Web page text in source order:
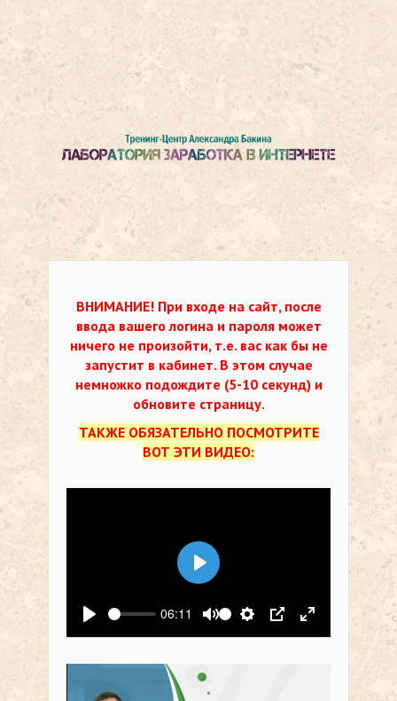
ВНИМАНИЕ! При входе на сайт, после
ввода вашего логина и пароля может
ничего не произойти, т.е. вас как бы не
запустит в кабинет. В этом случае
немножко подождите (5-10 секунд) и
обновите страницу.
ТАКЖЕ ОБЯЗАТЕЛЬНО ПОСМОТРИТЕ
ВОТ ЭТИ ВИДЕО:
Воспроизвести
06:11
Выключить звук
Настройки
PIP На весь
Воспроизвести